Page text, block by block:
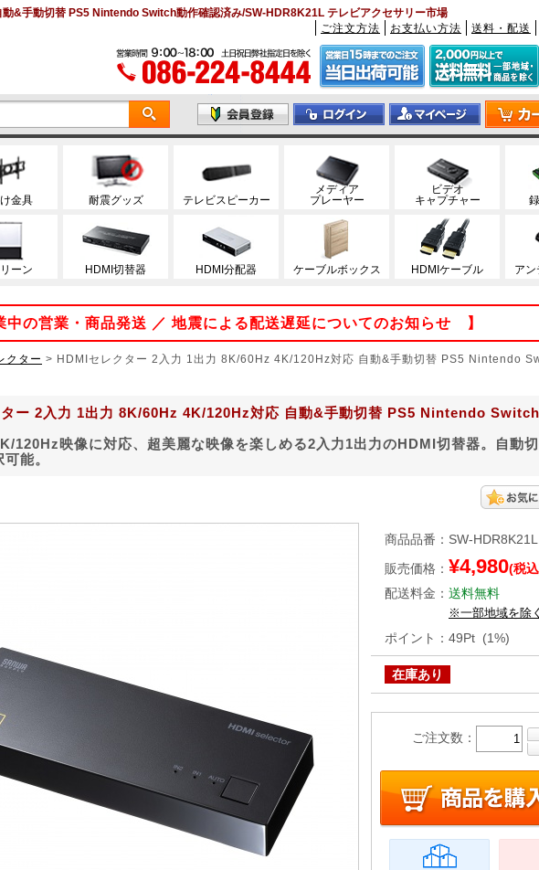
&手動切替 PS5 Nintendo Switch動作確認済み/SW-HDR8K21L テレビアクセサリー市場
ご注文方法
お支払い方法 送料・配送
金具 耐震グッズ テレビスピーカー
メディア
プレーヤー
ビデオ
キャプチャー
ーン HDMI切替器 HDMI分配器 ケーブルボックス HDMIケーブル ア
の営業・商品発送 ／ 地震による配送遅延についてのお知らせ 】
クター > HDMIセレクター 2入力 1出力 8K/60Hz 4K/120Hz対応 自動&手動切替 PS5 Nintendo
ー 2入力 1出力 8K/60Hz 4K/120Hz対応 自動&手動切替 PS5 Nintendo
120Hz映像に対応、超美麗な映像を楽しめる2入力1出力のHDMI切替器。自動
能。
商品品番 ： SW-HDR8K21L
販売価格 ： ¥4,980(税
配送料金 ： 送料無料
※一部地域を除く
ポイント ： 49Pt (1%)
在庫あり
ご注文数：